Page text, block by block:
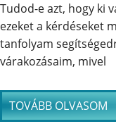
Tudod-e azt, hogy ki
ezeket a kérdéseket
tanfolyam
várakozásaim, mivel
TOVÁBB OLVASOM